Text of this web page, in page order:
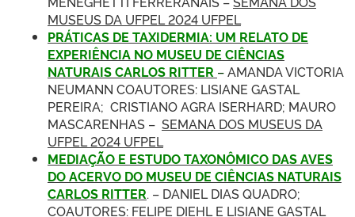
MUSEUS DA UFPEL 2024 UFPEL
PRÁTICAS DE TAXIDERMIA: UM RELATO DE
EXPERIÊNCIA NO MUSEU DE CIÊNCIAS
NATURAIS CARLOS RITTER –AMANDA VICTORIA
NEUMANN COAUTORES: LISIANE GASTAL
PEREIRA; CRISTIANO AGRA ISERHARD; MAURO
MASCARENHAS – SEMANA DOS MUSEUS DA
UFPEL 2024 UFPEL
MEDIAÇÃO E ESTUDO TAXONÔMICO DAS AVES
DO ACERVO DO MUSEU DE CIÊNCIAS NATURAIS
CARLOS RITTER. – DANIEL DIAS QUADRO;
COAUTORES: FELIPE DIEHL E LISIANE GASTAL